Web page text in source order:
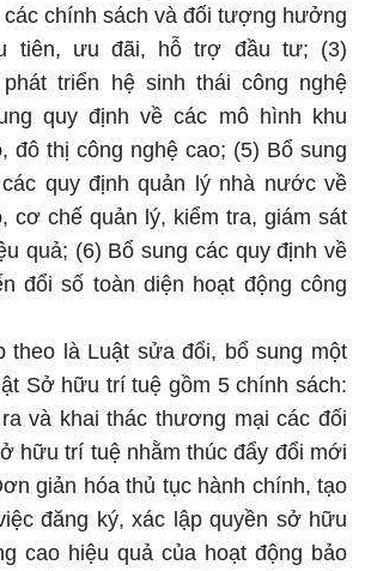
các chính sách và đối tượng hưởng
tiên, ưu đãi, hỗ trợ đầu tư; (3)
triển hệ sinh thái công nghệ
quy định về các mô hình khu
đô thị công nghệ cao; (5) Bổ sung
quy định quản lý nhà nước về
cơ chế quản lý, kiểm tra, giám sát
quả; (6) Bổ sung các quy định về
đổi số toàn diện hoạt động công
theo là Luật sửa đổi, bổ sung một
Sở hữu trí tuệ gồm 5 chính sách:
và khai thác thương mại các đối
hữu trí tuệ nhằm thúc đẩy đổi mới
giản hóa thủ tục hành chính, tạo
đăng ký, xác lập quyền sở hữu
cao hiệu quả của hoạt động bảo